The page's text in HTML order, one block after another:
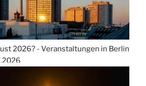
2026? - Veranstaltungen in Berlin